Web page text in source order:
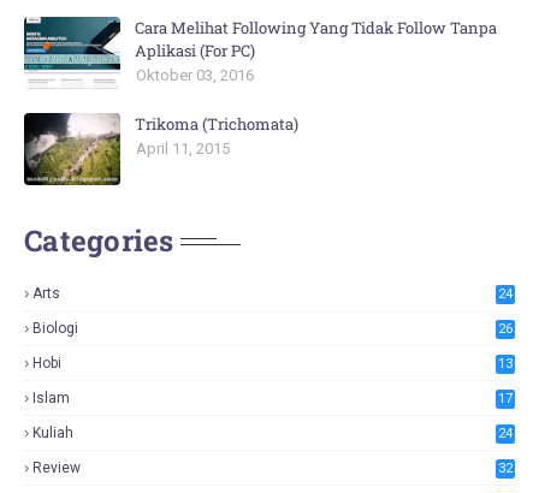
Cara Melihat Following Yang Tidak Follow Tanpa
Aplikasi (For PC)
Oktober 03, 2016
Trikoma (Trichomata)
April 11, 2015
Categories
Arts 24
Biologi 26
Hobi 13
Islam 17
Kuliah 24
Review 32